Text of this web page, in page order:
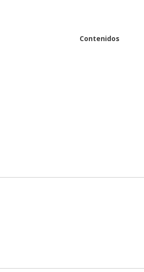
Contenidos